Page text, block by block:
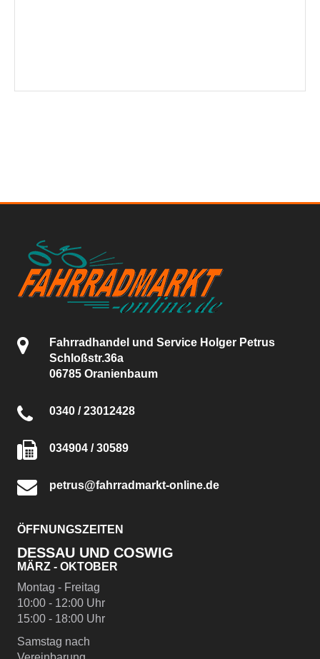
Fahrradhandel und Service Holger Petrus
Schloßstr.36a
06785 Oranienbaum
0340 / 23012428
034904 / 30589
petrus@fahrradmarkt-online.de
ÖFFNUNGSZEITEN
DESSAU UND COSWIG
MÄRZ - OKTOBER
Montag - Freitag
10:00 - 12:00 Uhr
15:00 - 18:00 Uhr
Samstag nach